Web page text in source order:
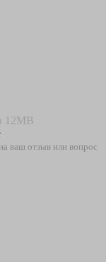
12MB
ваш отзыв или вопрос